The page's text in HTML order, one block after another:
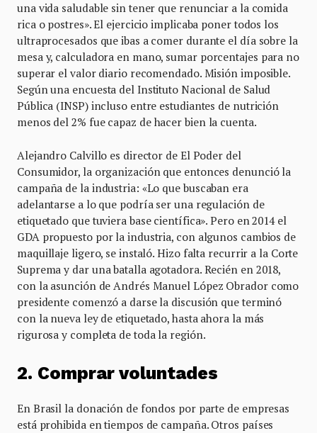
una vida saludable sin tener que renunciar a la comida
rica o postres». El ejercicio implicaba poner todos los
ultraprocesados que ibas a comer durante el día sobre la
mesa y, calculadora en mano, sumar porcentajes para no
superar el valor diario recomendado. Misión imposible.
Según una encuesta del Instituto Nacional de Salud
Pública (INSP) incluso entre estudiantes de nutrición
menos del 2% fue capaz de hacer bien la cuenta.
Alejandro Calvillo es director de El Poder del
Consumidor, la organización que entonces denunció la
campaña de la industria: «Lo que buscaban era
adelantarse a lo que podría ser una regulación de
etiquetado que tuviera base científica». Pero en 2014 el
GDA propuesto por la industria, con algunos cambios de
maquillaje ligero, se instaló. Hizo falta recurrir a la Corte
Suprema y dar una batalla agotadora. Recién en 2018,
con la asunción de Andrés Manuel López Obrador como
presidente comenzó a darse la discusión que terminó
con la nueva ley de etiquetado, hasta ahora la más
rigurosa y completa de toda la región.
2. Comprar voluntades
En Brasil la donación de fondos por parte de empresas
está prohibida en tiempos de campaña. Otros países